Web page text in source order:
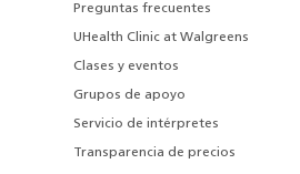
Preguntas frecuentes
UHealth Clinic at Walgreens
Clases y eventos
Grupos de apoyo
Servicio de intérpretes
Transparencia de precios